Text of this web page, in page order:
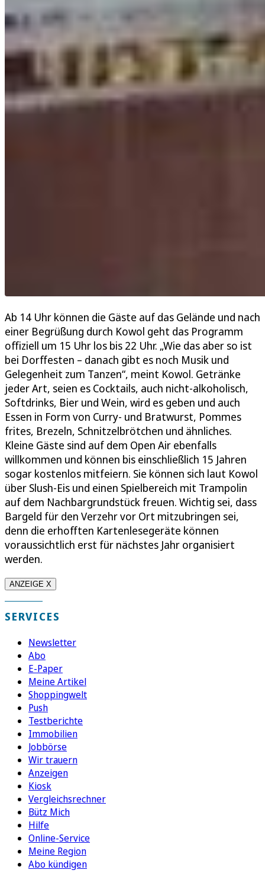
Ab 14 Uhr können die Gäste auf das Gelände und nach
einer Begrüßung durch Kowol geht das Programm
offiziell um 15 Uhr los bis 22 Uhr. „Wie das aber so ist
bei Dorffesten – danach gibt es noch Musik und
Gelegenheit zum Tanzen“, meint Kowol. Getränke
jeder Art, seien es Cocktails, auch nicht-alkoholisch,
Softdrinks, Bier und Wein, wird es geben und auch
Essen in Form von Curry- und Bratwurst, Pommes
frites, Brezeln, Schnitzelbrötchen und ähnliches.
Kleine Gäste sind auf dem Open Air ebenfalls
willkommen und können bis einschließlich 15 Jahren
sogar kostenlos mitfeiern. Sie können sich laut Kowol
über Slush-Eis und einen Spielbereich mit Trampolin
auf dem Nachbargrundstück freuen. Wichtig sei, dass
Bargeld für den Verzehr vor Ort mitzubringen sei,
denn die erhofften Kartenlesegeräte können
voraussichtlich erst für nächstes Jahr organisiert
werden.
ANZEIGE X
SERVICES
Newsletter
Abo
E-Paper
Meine Artikel
Shoppingwelt
Push
Testberichte
Immobilien
Jobbörse
Wir trauern
Anzeigen
Kiosk
Vergleichsrechner
Bütz Mich
Hilfe
Online-Service
Meine Region
Abo kündigen